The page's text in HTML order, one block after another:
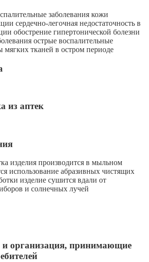
заболевания кожи
сердечно-легочная недостаточность в
обострение гипертонической болезни
острые воспалительные
мягких тканей в остром периоде
из аптек
изделия производится в мыльном
использование абразивных чистящих
изделие сушится вдали от
и солнечных лучей
и организация, принимающие